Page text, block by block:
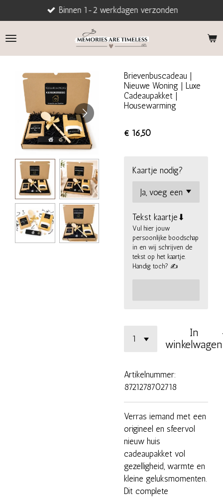
direct
naar
Binnen 1-2 werkdagen verzonden
Brievenbuscadeau |
Nieuwe Woning | Luxe
Cadeaupakket |
Housewarming
€ 16,50
Kaartje nodig?
Tekst kaartje⬇
Vul hier jouw
persoonlijke boodschap
in en wij schrijven de
tekst op het kaartje.
Handig toch? ✍
In
winkelwagen
Artikelnummer:
8721278702718
Verras iemand met een
origineel en sfeervol
nieuw huis
cadeaupakket vol
gezelligheid, warmte en
kleine geluksmomenten.
Dit complete